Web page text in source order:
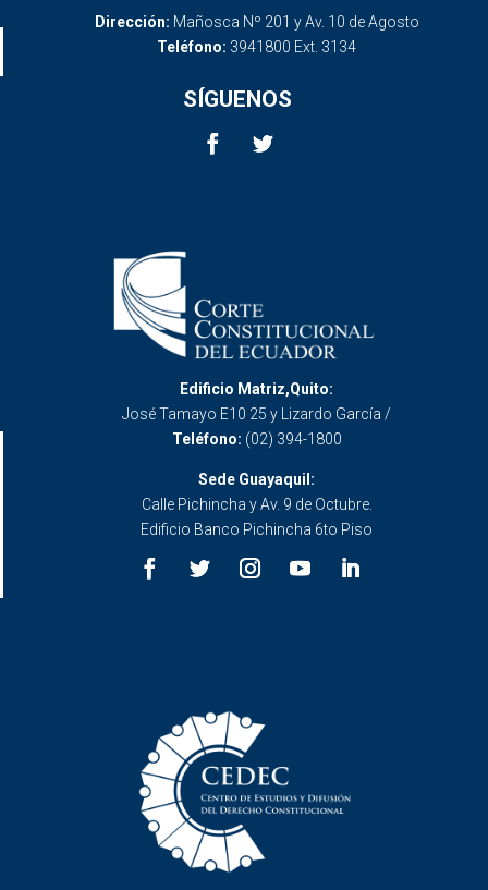
Dirección: Mañosca Nº 201 y Av. 10 de Agosto
Teléfono: 3941800 Ext. 3134
SÍGUENOS
Edificio Matriz,Quito:
José Tamayo E10 25 y Lizardo García /
Teléfono: (02) 394-1800
Sede Guayaquil:
Calle Pichincha y Av. 9 de Octubre.
Edificio Banco Pichincha 6to Piso